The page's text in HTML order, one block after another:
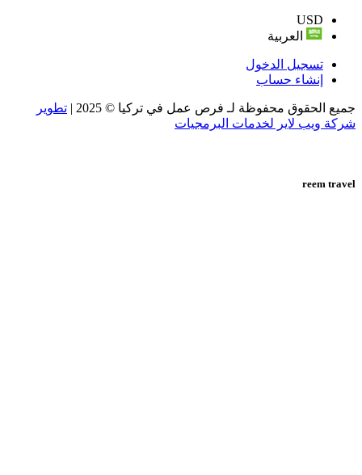
USD
العربية
تسجيل الدخول
إنشاء حساب
جميع الحقوق محفوظة لـ فرص عمل في تركيا © 2025 |
تطوير
شركة ويب لاير لخدمات البرمجيات
reem travel